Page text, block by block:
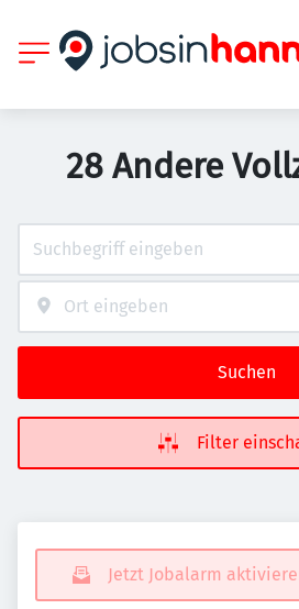
28 Andere
Suchen
Filter
Jetzt Jobalarm